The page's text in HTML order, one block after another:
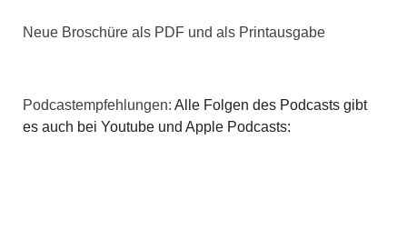
Neue Broschüre als PDF und als Printausgabe
Podcastempfehlungen: Alle Folgen des Podcasts gibt
es auch bei Youtube und Apple Podcasts: